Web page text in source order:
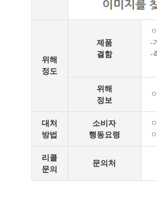
위해
정도
제품
결함
-
-
위해
정보
대처
방법
소비자
행동요령
리콜
문의
문의처